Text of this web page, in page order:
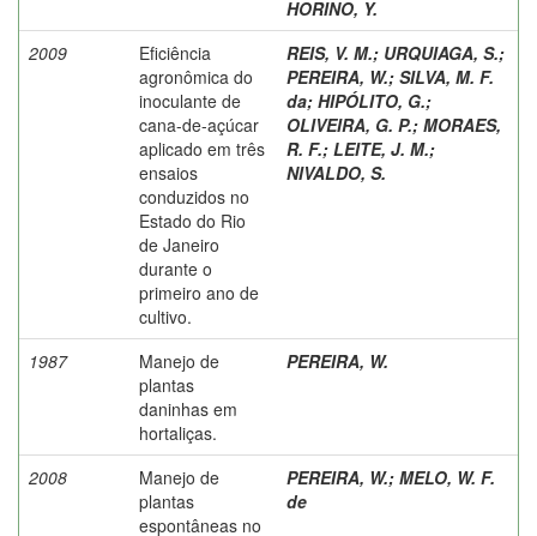
HORINO, Y.
2009
Eficiência
agronômica do
inoculante de
cana-de-açúcar
aplicado em três
ensaios
conduzidos no
Estado do Rio
de Janeiro
durante o
primeiro ano de
cultivo.
REIS, V. M.; URQUIAGA, S.;
PEREIRA, W.; SILVA, M. F.
da; HIPÓLITO, G.;
OLIVEIRA, G. P.; MORAES,
R. F.; LEITE, J. M.;
NIVALDO, S.
1987
Manejo de
plantas
daninhas em
hortaliças.
PEREIRA, W.
2008
Manejo de
plantas
espontâneas no
PEREIRA, W.; MELO, W. F.
de